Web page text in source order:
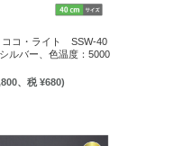
コ・ライト SSW-40
ルバー、色温度：5000
、税 ¥680)